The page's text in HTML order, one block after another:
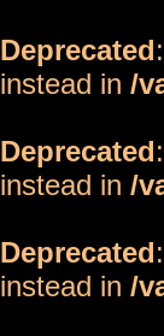
Deprecated
instead in /
Deprecated
instead in /
Deprecated
instead in /